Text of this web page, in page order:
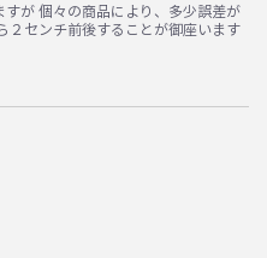
が 個々の商品により、多少誤差が
２センチ前後することが御座います